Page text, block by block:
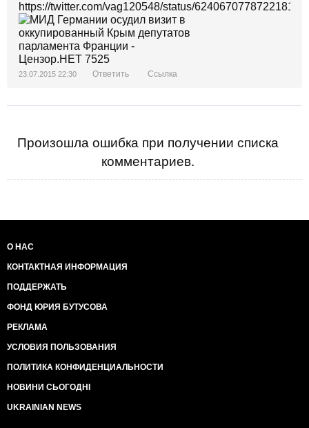
https://twitter.com/vag120548/status/
23.07.2015 22:30 Ответить Ссылка
Произошла ошибка при получении списка
комментариев.
О НАС
КОНТАКТНАЯ ИНФОРМАЦИЯ
ПОДДЕРЖАТЬ
ФОНД ЮРИЯ БУТУСОВА
РЕКЛАМА
УСЛОВИЯ ПОЛЬЗОВАНИЯ
ПОЛИТИКА КОНФИДЕНЦИАЛЬНОСТИ
НОВИНИ СЬОГОДНІ
UKRAINIAN NEWS